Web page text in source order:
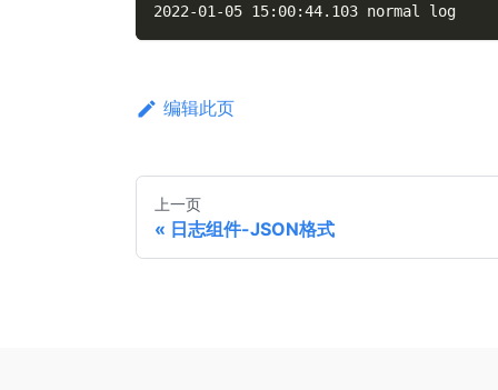
2022-01-05 15:00:44.103 normal log
编辑此页
上一页
日志组件-JSON格式